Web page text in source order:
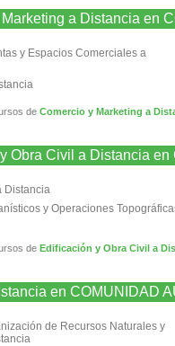
a Distancia en
y Espacios Comerciales a
de Comercio y Marketing a
Obra Civil a Distancia
Distancia
y Operaciones
de Edificación y Obra Civil a
en COMUNIDAD
de Recursos Naturales y